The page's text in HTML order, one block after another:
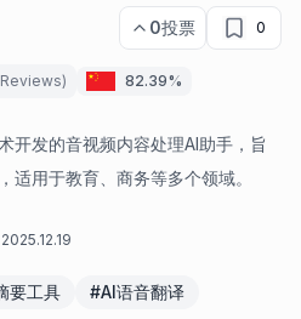
0投票 0
Reviews) 82.39%
开发的音视频内容处理AI助手，旨
适用于教育、商务等多个领域。
2025.12.19
要工具 #AI语音翻译